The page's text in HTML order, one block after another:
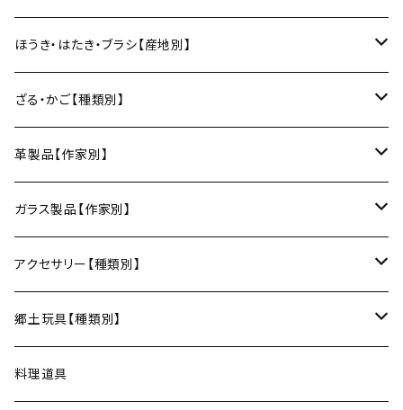
箸
箸置き
菓子切
土鍋
鍋敷き・コースター
鍋敷き
ポットマット
俊彦窯（丹波焼／兵庫）
Fuji窯（備前焼／岡山）
仁堂窯 大森宏明（備前焼／岡山）
梅山窯（砥部焼／愛媛）
宗像窯（会津本郷焼／福島）
松永窯（大堀相馬焼／福島）
黒照 クロテラス（大堀相馬焼／福島）
2巾風呂敷（約70cm角）
向井詩織（ブロックプリント／インド）
多羅富來和紙（愛媛）
八尾和紙（富山）
美濃和紙（岐阜）
房州うちわ（千葉）
水うちわ（岐阜）
ほうき・はたき・ブラシ【産地別】
松本箒（長野）
棕櫚箒（和歌山）
和箒（栃木）
和箒（群馬）
ざる・かご【種類別】
盆ざる
かご
革製品【作家別】
Therese（奈良）
ガラス製品【作家別】
Taiga Glass（群馬）
アクセサリー【種類別】
ネックレス
ブレスレット
郷土玩具【種類別】
会津張り子（福島）
料理道具